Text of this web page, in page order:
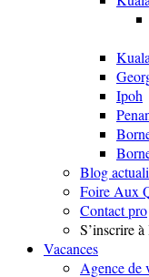
Ipoh
Blog
Foire Aux
Contact pro
S’inscrire
Vacances
Agence de